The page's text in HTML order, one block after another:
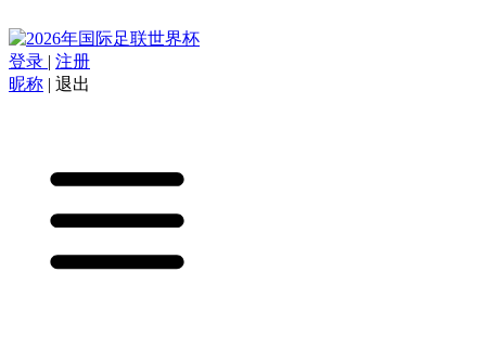
登录 | 注册
昵称 | 退出